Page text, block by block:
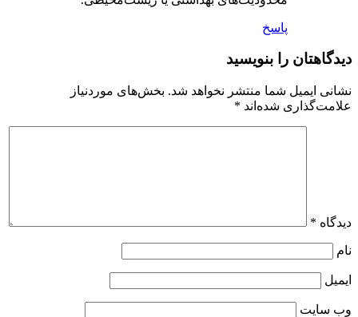
پاسخ
دیدگاهتان را بنویسید
نشانی ایمیل شما منتشر نخواهد شد. بخش‌های موردنیاز
علامت‌گذاری شده‌اند *
دیدگاه *
نام
ایمیل
وب‌ سایت